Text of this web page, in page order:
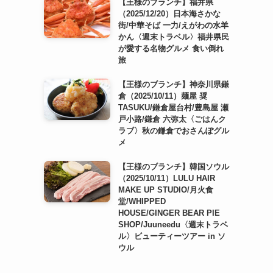
【王様のブランチ】福井県
（2025/12/20）日本海さかな
街/中華そば 一力/えがわの水羊
かん〈週末トラベル〉福井県民
が愛する名物グルメ 食い倒れ
旅
【王様のブランチ】神奈川県鎌
倉（2025/10/11）麺屋 奨
TASUKU/鎌倉屋台村/豊島屋 瀬
戸小路/鎌倉 六弥太〈ごはんク
ラブ〉秋の鎌倉でおさんぽグル
メ
【王様のブランチ】韓国ソウル
（2025/10/11）LULU HAIR
MAKE UP STUDIO/月火食
堂/WHIPPED
HOUSE/GINGER BEAR PIE
SHOP/Juuneedu〈週末トラベ
ル〉ビューティーツアー in ソ
ウル